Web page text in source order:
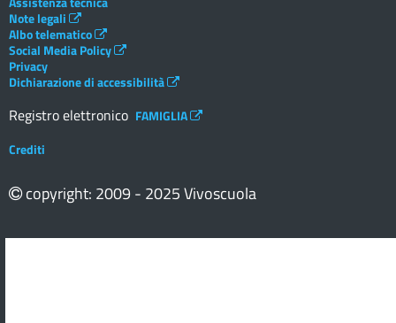
Note legali
Albo telematico
Social Media Policy
Privacy
Dichiarazione di accessibilità
Registro elettronico FAMIGLIA
Crediti
copyright: 2009 - 2025 Vivoscuola